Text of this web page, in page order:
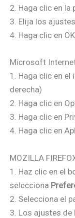
2. Haga clic en la
3. Elija los
4. Haga clic en
Microsoft
1. Haga clic en
derecha)
2. Haga clic en
3. Haga clic en
4. Haga clic en
MOZILLA
1. Haz clic en el
selecciona
2. Selecciona el
3. Los ajustes de